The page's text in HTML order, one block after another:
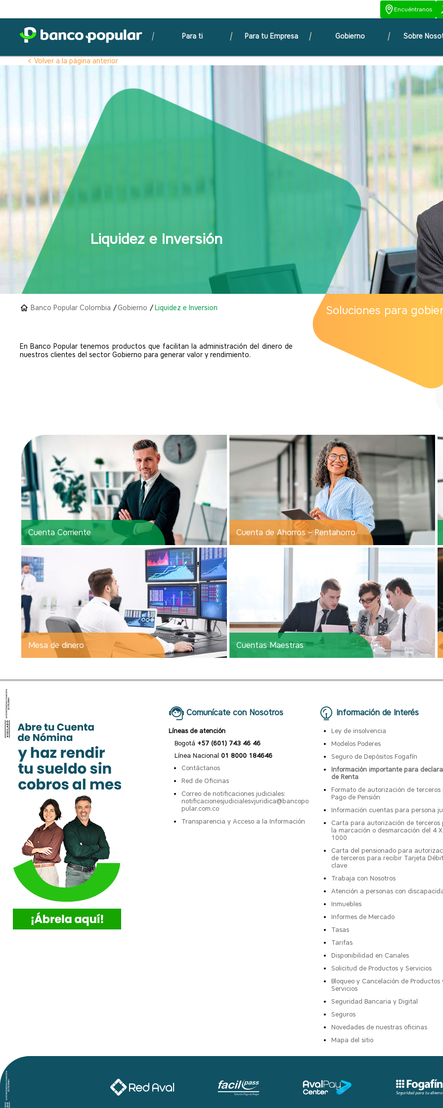
Encuéntranos
Para ti Para tu Empresa Gobierno Sobre
< Volver a la página anterior
Liquidez e Inversión
Banco Popular Colombia Gobierno Liquidez e Inversion
En Banco Popular tenemos productos que facilitan la administración del dinero de
nuestros clientes del sector Gobierno para generar valor y rendimiento.
Soluciones para
Cuenta Corriente Cuenta de Ahorros – Rentahorro
Mesa de dinero Cuentas Maestras
Comunícate con Nosotros
Líneas de atención
Bogotá +57 (601) 743 46 46
Línea Nacional 01 8000 184646
Contáctanos
Red de Oficinas
Correo de notificaciones judiciales:
notificacionesjudicialesvjuridica@bancopo
pular.com.co
Transparencia y Acceso a la Información
Información de Interés
Ley de insolvencia
Modelos Poderes
Seguro de Depósitos Fogafín
Información importante para
de Renta
Formato de autorización de terceros
Pago de Pensión
Información cuentas para persona
Carta para autorización de terceros
la marcación o desmarcación del 4 X
1000
Carta del pensionado para
de terceros para recibir Tarjeta
clave
Trabaja con Nosotros
Atención a personas con
Inmuebles
Informes de Mercado
Tasas
Tarifas
Disponibilidad en Canales
Solicitud de Productos y Servicios
Bloqueo y Cancelación de Productos
Servicios
Seguridad Bancaria y Digital
Seguros
Novedades de nuestras oficinas
Mapa del sitio